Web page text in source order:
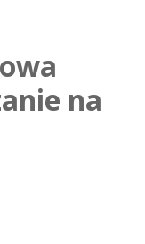
na